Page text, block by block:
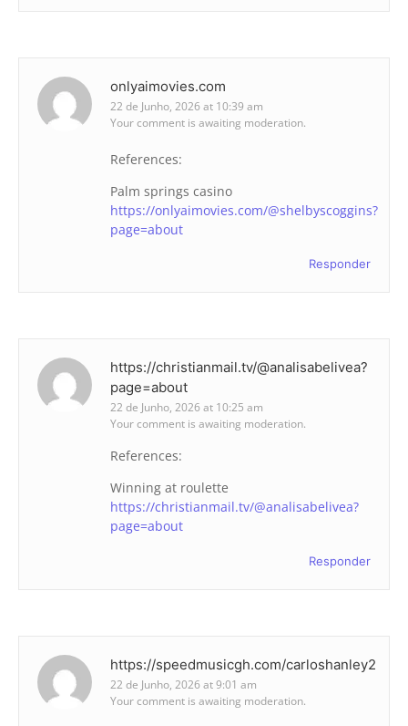
onlyaimovies.com
22 de Junho, 2026 at 10:39 am
Your comment is awaiting moderation.
References:
Palm springs casino
https://onlyaimovies.com/@shelbyscoggins?
page=about
Responder
https://christianmail.tv/@analisabelivea?
page=about
22 de Junho, 2026 at 10:25 am
Your comment is awaiting moderation.
References:
Winning at roulette
https://christianmail.tv/@analisabelivea?
page=about
Responder
https://speedmusicgh.com/carloshanley2
22 de Junho, 2026 at 9:01 am
Your comment is awaiting moderation.